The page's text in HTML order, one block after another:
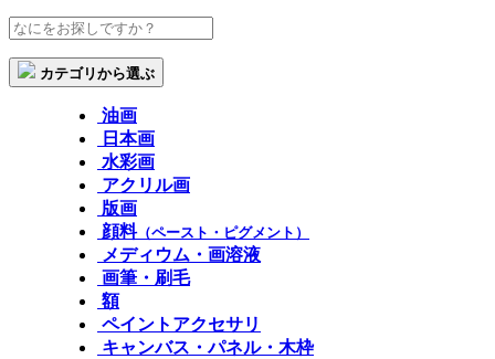
カテゴリから選ぶ
油画
日本画
水彩画
アクリル画
版画
顔料（ペースト・ピグメント）
メディウム・画溶液
画筆・刷毛
額
ペイントアクセサリ
キャンバス・パネル・木枠